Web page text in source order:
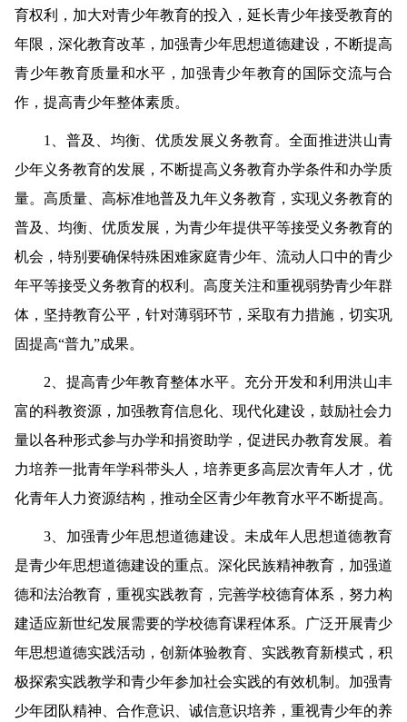
育权利，加大对青少年教育的投入，延长青少年接受教育的
年限，深化教育改革，加强青少年思想道德建设，不断提高
青少年教育质量和水平，加强青少年教育的国际交流与合
作，提高青少年整体素质。
1 、普及、均衡、优质发展义务教育。 全面推进洪山青
少年义务教育的发展，不断提高义务教育办学条件和办学质
量。高质量、高标准地普及九年义务教育，实现义务教育的
普及、均衡、优质发展，为青少年提供平等接受义务教育的
机会，特别要确保特殊困难家庭青少年、流动人口中的青少
年平等接受义务教育的权利。高度关注和重视弱势青少年群
体，坚持教育公平，针对薄弱环节，采取有力措施，切实巩
固提高“普九”成果。
2 、提高青少年教育整体水平。 充分开发和利用洪山丰
富的科教资源，加强教育信息化、现代化建设，鼓励社会力
量以各种形式参与办学和捐资助学，促进民办教育发展。着
力培养一批青年学科带头人，培养更多高层次青年人才，优
化青年人力资源结构，推动全区青少年教育水平不断提高。
3 、加强青少年思想道德建设。 未成年人思想道德教育
是青少年思想道德建设的重点。深化民族精神教育，加强道
德和法治教育，重视实践教育，完善学校德育体系，努力构
建适应新世纪发展需要的学校德育课程体系。广泛开展青少
年思想道德实践活动，创新体验教育、实践教育新模式，积
极探索实践教学和青少年参加社会实践的有效机制。加强青
少年团队精神、合作意识、诚信意识培养，重视青少年的养